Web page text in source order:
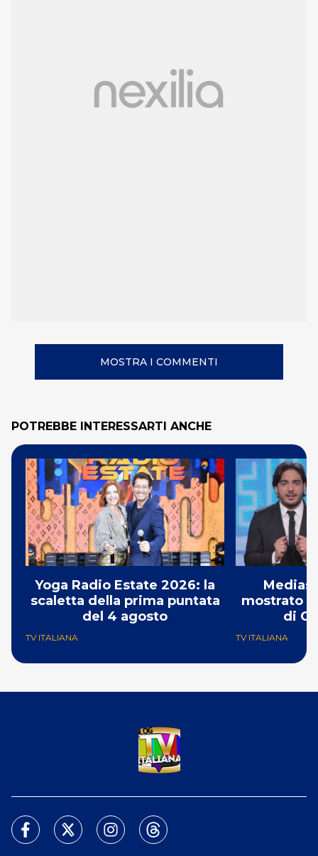
MOSTRA I COMMENTI
POTREBBE INTERESSARTI ANCHE
Yoga Radio Estate 2026: la
scaletta della prima puntata
del 4 agosto
TV ITALIANA
mostrato il
di
TV ITALIANA